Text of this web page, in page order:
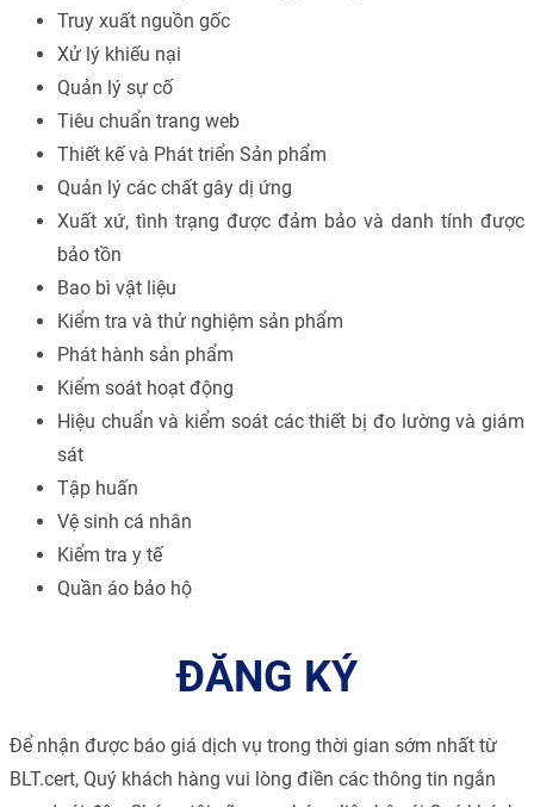
Truy xuất nguồn gốc
Xử lý khiếu nại
Quản lý sự cố
Tiêu chuẩn trang web
Thiết kế và Phát triển Sản phẩm
Quản lý các chất gây dị ứng
Xuất xứ, tình trạng được đảm bảo và danh tính được
bảo tồn
Bao bì vật liệu
Kiểm tra và thử nghiệm sản phẩm
Phát hành sản phẩm
Kiểm soát hoạt động
Hiệu chuẩn và kiểm soát các thiết bị đo lường và giám
sát
Tập huấn
Vệ sinh cá nhân
Kiểm tra y tế
Quần áo bảo hộ
ĐĂNG KÝ
Để nhận được báo giá dịch vụ trong thời gian sớm nhất từ
BLT.cert, Quý khách hàng vui lòng điền các thông tin ngắn